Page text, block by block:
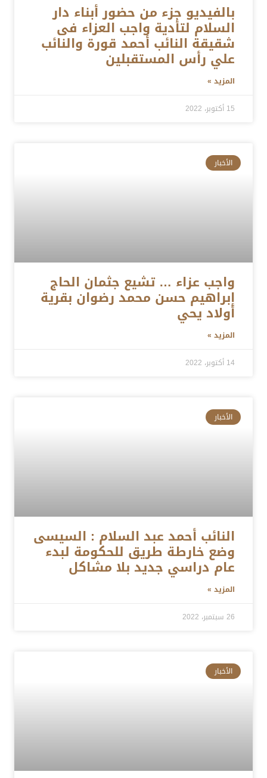
بالفيديو جزء من حضور أبناء دار
السلام لتأدية واجب العزاء فى
شقيقة النائب أحمد قورة والنائب
علي رأس المستقبلين
المزيد »
15 أكتوبر، 2022
الأخبار
واجب عزاء … تشيع جثمان الحاج
إبراهيم حسن محمد رضوان بقرية
أولاد يحي
المزيد »
14 أكتوبر، 2022
الأخبار
النائب أحمد عبد السلام : السيسى
وضع خارطة طريق للحكومة لبدء
عام دراسي جديد بلا مشاكل
المزيد »
26 سبتمبر، 2022
الأخبار